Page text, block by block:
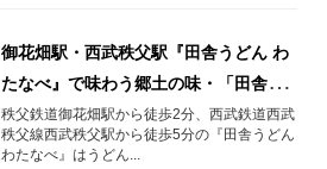
御花畑駅・西武秩父駅『田舎うどん わ
たなべ』で味わう郷土の味・「田舎う
どん」！
秩父鉄道御花畑駅から徒歩2分、西武鉄道西武
秩父線西武秩父駅から徒歩5分の『田舎うどん
わたなべ』はうどん...